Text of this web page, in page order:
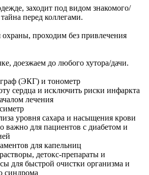
заходит под видом знакомого/
перед коллегами.
проходим без привлечения
доезжаем до любого хутора/дачи.
(ЭКГ) и тонометр
сердца и исключить риски инфаркта
лечения
уровня сахара и насыщения крови
важно для пациентов с диабетом и
для капельниц
детокс-препараты и
для быстрой очистки организма и
синдрома